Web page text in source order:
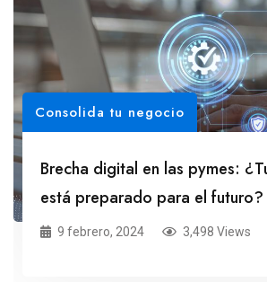
Consolida tu negocio
Brecha digital en las pymes:
está preparado para el futuro?
9 febrero, 2024 3,498 Views